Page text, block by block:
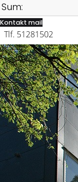
Sum:
Kontakt mail
Tlf. 51281502